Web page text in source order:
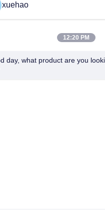
Rights Reserved.
xuehao
12:20 PM
day, what product are you